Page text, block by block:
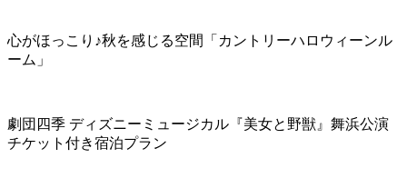
心がほっこり♪秋を感じる空間「カントリーハロウィーンル
ーム」
劇団四季 ディズニーミュージカル『美女と野獣』舞浜公演
チケット付き宿泊プラン